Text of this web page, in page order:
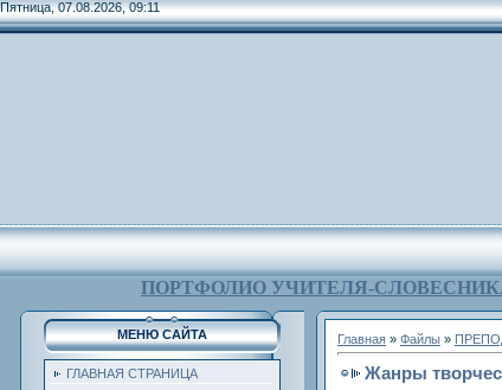
Пятница, 07.08.2026, 09:11
ПОРТФОЛИО УЧИТЕЛЯ-
МЕНЮ САЙТА
ГЛАВНАЯ СТРАНИЦА
Главная » Файлы »
Жанры